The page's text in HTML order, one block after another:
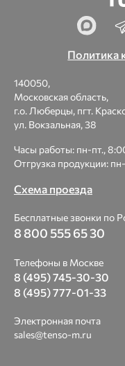
Политика
140050,
Московская область,
г.о. Люберцы, пгт.
ул. Вокзальная, 38
Часы работы: пн-пт.,
Отгрузка продукции:
Схема проезда
Бесплатные звонки по
8 800 555 65 30
Телефоны в Москве
8 (495) 745-30-30
8 (495) 777-01-33
Электронная почта
sales@tenso-m.ru